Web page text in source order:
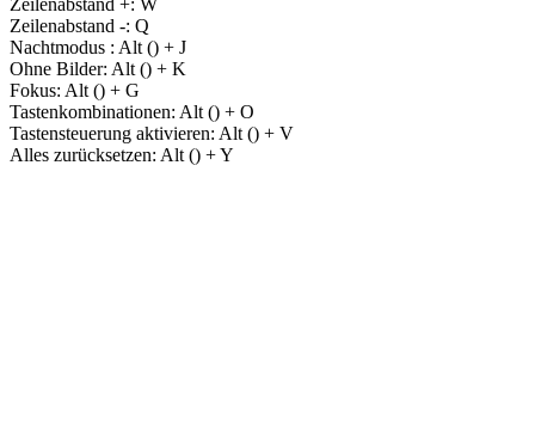
Zeilenabstand +: W
Zeilenabstand -: Q
Nachtmodus : Alt () + J
Ohne Bilder: Alt () + K
Fokus: Alt () + G
Tastenkombinationen: Alt () + O
Tastensteuerung aktivieren: Alt () + V
Alles zurücksetzen: Alt () + Y